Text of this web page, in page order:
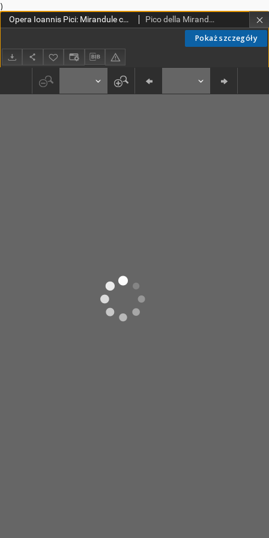
)
Pokaż szczegóły
Opera Ioannis Pici: Mirandule comitis concordie littera[rum] principis: nouissime accurate reuisa (addito generali super omnibus memoratu dignis regesto) quarumcunque facultatum professoribus tam iucunda quam proficua Pico della Mirandola, Giovanni Francesco (1470-1533)